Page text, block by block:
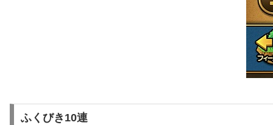
ふくびき10連